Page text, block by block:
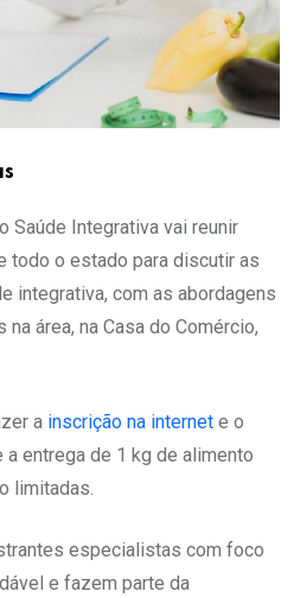
Saúde Integrativa vai reunir
todo o estado para discutir as
integrativa, com as abordagens
área, na Casa do Comércio,
a inscrição na internet e o
entrega de 1 kg de alimento
limitadas.
especialistas com foco
e fazem parte da